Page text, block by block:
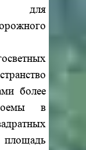
для
более
в